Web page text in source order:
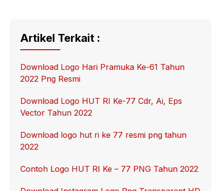
Artikel Terkait :
Download Logo Hari Pramuka Ke-61 Tahun
2022 Png Resmi
Download Logo HUT RI Ke-77 Cdr, Ai, Eps
Vector Tahun 2022
Download logo hut ri ke 77 resmi png tahun
2022
Contoh Logo HUT RI Ke – 77 PNG Tahun 2022